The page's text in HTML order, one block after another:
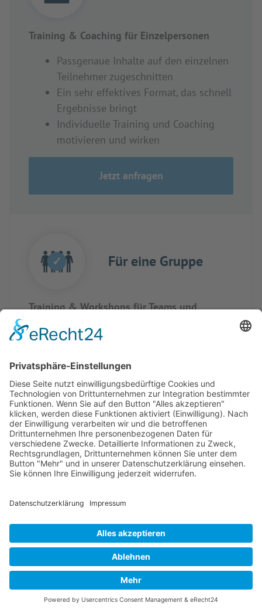
Training & Coaching für Einzelpersonen
Passgenaue Inhalte auf den einzelnen
Teilnehmer zugeschnitten
Ein sehr effektives Format, das schnell
Ergebnisse bringt
Individuelle Training und Coaching
motivieren und wirken
Jetzt anfragen
✓ Für eine Gruppe
Training & Workshops für Teams und
Herausforderung der Praxis
zugeschnitten
Konsequente Praxisorientierung,
modernste Techniken und Tools
Neue Fähigkeiten und Kenntnisse
nachhaltig in den Arbeitsalltag zu
integrieren
Für eine Firma